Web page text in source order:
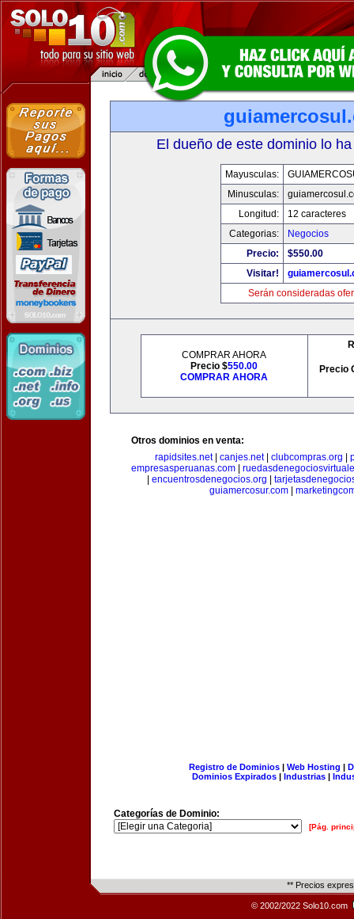
El dueño de este dominio lo
Mayusculas:
Minusculas:
Longitud:
12 caracteres
Categorias:
Negocios
Precio:
$550.00
Visitar!
Serán consideradas
COMPRAR AHORA
Precio $550.00
COMPRAR AHORA
Precio
Otros dominios en venta:
rapidsites.net| canjes.net| clubcompras.org
empresasperuanas.com
encuentrosdenegocios.org
guiamercosur.com
Registro de Dominios| Web Hosting |
Dominios Expirados | Industrias |
Categorías de Dominio:
[Pág.
** Precios
© 2002/2022 Solo10.com